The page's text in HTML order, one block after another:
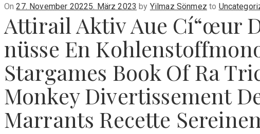
OnPosted
on
27. November 20225. März 2023 by Yilmaz Sönmez to
Attirail Aktiv Aue Cí“œur
nüsse En
Stargames Book Of Ra
Monkey Divertissement
Marrants Recette